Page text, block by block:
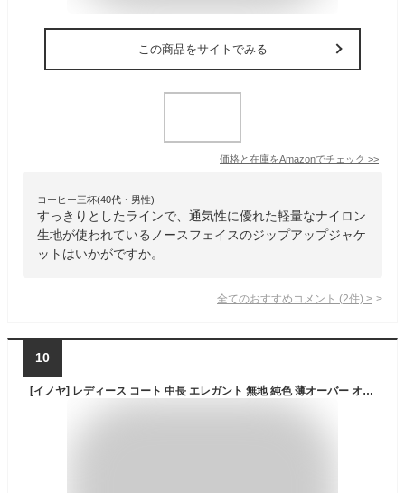
この商品をサイトでみる
価格と在庫をAmazonでチェック >>
コーヒー三杯(40代・男性)
すっきりとしたラインで、通気性に優れた軽量なナイロン
生地が使われているノースフェイスのジップアップジャケ
ットはいかがですか。
全てのおすすめコメント (2件) >
10
[イノヤ] レディース コート 中長 エレガント 無地 純色 薄オーバー オーバーコート 秋冬 春 トレンチコート ジャケット 女性 通勤 サラリーマン 防寒 細身 着痩せ スプリングコート トレンチ 春 ミドル丈 登山コート アウトドア